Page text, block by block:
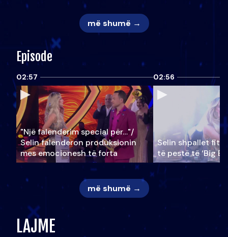
më shumë →
Episode
02:57
"Një falenderim special për…"/
Selin falënderon produksionin
mes emocionesh të forta
02:56
Selin shpallet
të pestë të ‘Big
më shumë →
LAJME